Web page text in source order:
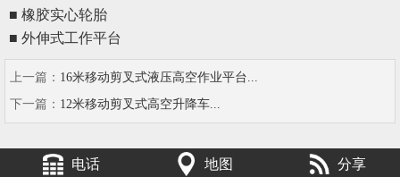
■ 橡胶实心轮胎
■ 外伸式工作平台
上一篇： 16米移动剪叉式液压高空作业平台...
下一篇： 12米移动剪叉式高空升降车...
电话 地图 分享